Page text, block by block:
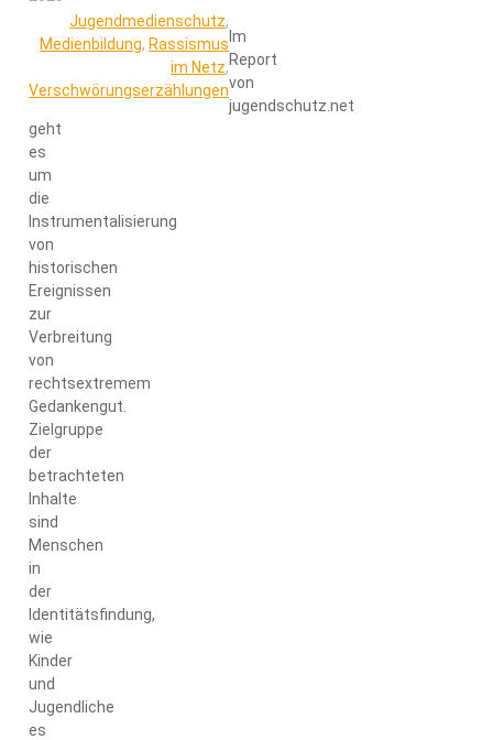
Jugendmedienschutz,
Medienbildung, Rassismus
im Netz,
Verschwörungserzählungen
Im
Report
von
jugendschutz.net
geht
es
um
die
Instrumentalisierung
von
historischen
Ereignissen
zur
Verbreitung
von
rechtsextremem
Gedankengut.
Zielgruppe
der
betrachteten
Inhalte
sind
Menschen
in
der
Identitätsfindung,
wie
Kinder
und
Jugendliche
es